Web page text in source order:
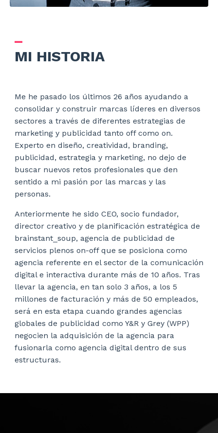
MI HISTORIA
Me he pasado los últimos 26 años ayudando a
consolidar y construir marcas líderes en diversos
sectores a través de diferentes estrategias de
marketing y publicidad tanto off como on.
Experto en diseño, creatividad, branding,
publicidad, estrategia y marketing, no dejo de
buscar nuevos retos profesionales que den
sentido a mi pasión por las marcas y las
personas.
Anteriormente he sido CEO, socio fundador,
director creativo y de planificación estratégica de
brainstant_soup, agencia de publicidad de
servicios plenos on-off que se posiciona como
agencia referente en el sector de la comunicación
digital e interactiva durante más de 10 años. Tras
llevar la agencia, en tan solo 3 años, a los 5
millones de facturación y más de 50 empleados,
será en esta etapa cuando grandes agencias
globales de publicidad como Y&R y Grey (WPP)
negocien la adquisición de la agencia para
fusionarla como agencia digital dentro de sus
estructuras.